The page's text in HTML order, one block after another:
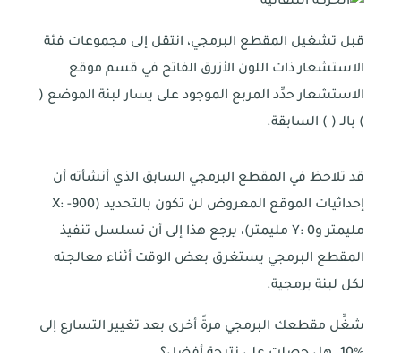
قبل تشغيل المقطع البرمجي، انتقل إلى مجموعات فئة
الاستشعار ذات اللون الأزرق الفاتح في قسم موقع
الاستشعار حدِّد المربع الموجود على يسار لبنة الموضع (
) بالـ ( ) السابقة.
قد تلاحظ في المقطع البرمجي السابق الذي أنشأته أن
إحداثيات الموقع المعروض لن تكون بالتحديد (X: -900
مليمتر وY: 0 مليمتر)، يرجع هذا إلى أن تسلسل تنفيذ
المقطع البرمجي يستغرق بعض الوقت أثناء معالجته
لكل لبنة برمجية.
شغِّل مقطعك البرمجي مرةً أخرى بعد تغيير التسارع إلى